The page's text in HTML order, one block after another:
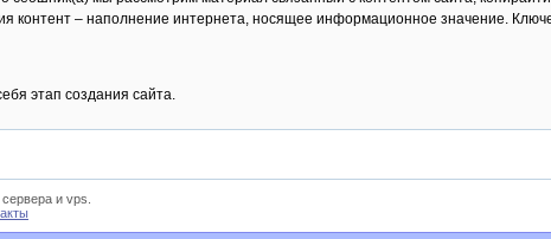
контент – наполнение интернета, носящее информационное значение.
этап создания сайта.
и vps.